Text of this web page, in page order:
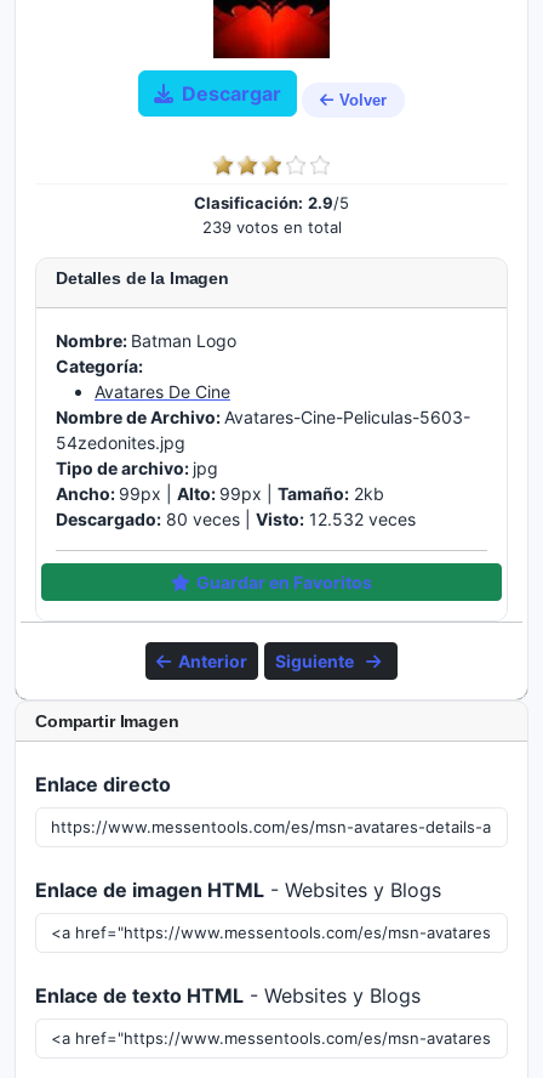
Descargar Volver
Clasificación: 2.9/5
239 votos en total
Detalles de la Imagen
Nombre: Batman Logo
Categoría:
Avatares De Cine
Nombre de Archivo:Avatares-Cine-Peliculas-5603-
54zedonites.jpg
Tipo de archivo: jpg
Ancho: 99px | Alto: 99px | Tamaño: 2kb
Descargado: 80 veces | Visto: 12.532 veces
Guardar en Favoritos
Anterior Siguiente
Compartir Imagen
Enlace directo
Enlace de imagen HTML - Websites y Blogs
Enlace de texto HTML - Websites y Blogs